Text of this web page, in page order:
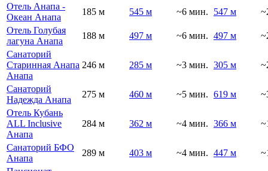
Отель Анапа -
Океан Анапа
185 м 545 м ~6 мин. 547 м
Отель Голубая
лагуна Анапа
188 м 497 м ~6 мин. 497 м
Санаторий
Старинная Анапа
Анапа
246 м 285 м ~3 мин. 305 м
Санаторий
Надежда Анапа
275 м 460 м ~5 мин. 619 м
Отель Кубань
ALL Inclusive
Анапа
284 м 362 м ~4 мин. 366 м
Санаторий БФО
Анапа
289 м 403 м ~4 мин. 447 м